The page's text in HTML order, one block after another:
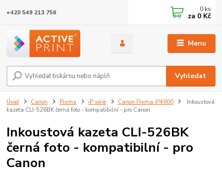
Menu
Vyhledat
+420 549 213 756 0 ks
za 0 Kč
Úvod Canon Pixma iP série Canon Pixma iP4800
Inkoustová
kazeta CLI-526BK černá foto - kompatibilní - pro Canon
Inkoustová kazeta CLI-526BK
černá foto - kompatibilní - pro
Canon